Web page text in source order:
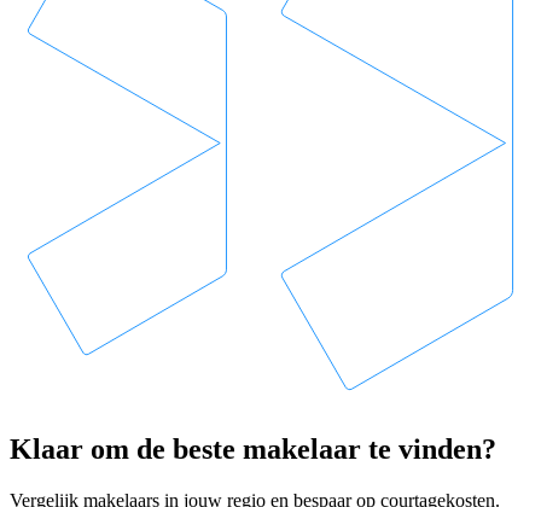
Klaar om de beste makelaar te vinden?
Vergelijk makelaars in jouw regio en bespaar op courtagekosten.